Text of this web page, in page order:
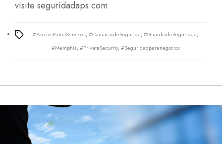
visite seguridadaps.com
Tags
#AccessPatrolServices,#CamarasdeSegurida,#GuardiadeSeguridad,
#Memphis,#PrivateSecurity,#Seguridadparanegocios